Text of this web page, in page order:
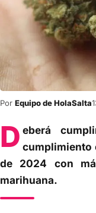
Por Equipo de HolaSalta
D eberá
cumplimiento
de 2024 con
marihuana.